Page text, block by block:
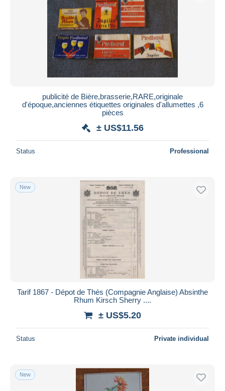
publicité de Bière,brasserie,RARE,originale
d'époque,anciennes étiquettes originales d'allumettes ,6
pièces
± US$11.56
Status Professional
New
Tarif 1867 - Dépot de Thés (Compagnie Anglaise) Absinthe
Rhum Kirsch Sherry ....
± US$5.20
Status Private individual
New